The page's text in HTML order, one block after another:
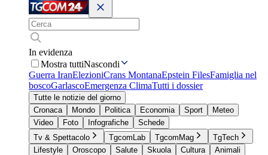
In evidenza
Mostra tuttiNascondi
Guerra IranElezioniCrans MontanaEpstein FilesFamiglia nel
boscoGarlascoEmergenza ClimaTutti i dossier
Tutte le notizie del giorno
Cronaca
Mondo Politica Economia Sport
Meteo
Video
Foto Infografiche
Schede
Tv & Spettacolo
TgcomLab TgcomMag
TgTech
Lifestyle
Oroscopo Salute Skuola Cultura
Animali